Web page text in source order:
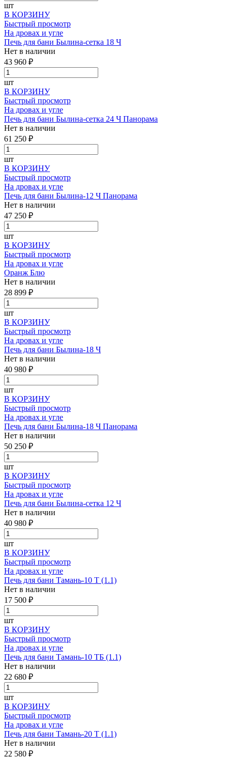
шт
В КОРЗИНУ
Быстрый просмотр
На дровах и угле
Печь для бани Былина-сетка 18 Ч
Нет в наличии
43 960 ₽
шт
В КОРЗИНУ
Быстрый просмотр
На дровах и угле
Печь для бани Былина-сетка 24 Ч Панорама
Нет в наличии
61 250 ₽
шт
В КОРЗИНУ
Быстрый просмотр
На дровах и угле
Печь для бани Былина-12 Ч Панорама
Нет в наличии
47 250 ₽
шт
В КОРЗИНУ
Быстрый просмотр
На дровах и угле
Оранж Блю
Нет в наличии
28 899 ₽
шт
В КОРЗИНУ
Быстрый просмотр
На дровах и угле
Печь для бани Былина-18 Ч
Нет в наличии
40 980 ₽
шт
В КОРЗИНУ
Быстрый просмотр
На дровах и угле
Печь для бани Былина-18 Ч Панорама
Нет в наличии
50 250 ₽
шт
В КОРЗИНУ
Быстрый просмотр
На дровах и угле
Печь для бани Былина-сетка 12 Ч
Нет в наличии
40 980 ₽
шт
В КОРЗИНУ
Быстрый просмотр
На дровах и угле
Печь для бани Тамань-10 Т (1.1)
Нет в наличии
17 500 ₽
шт
В КОРЗИНУ
Быстрый просмотр
На дровах и угле
Печь для бани Тамань-10 ТБ (1.1)
Нет в наличии
22 680 ₽
шт
В КОРЗИНУ
Быстрый просмотр
На дровах и угле
Печь для бани Тамань-20 Т (1.1)
Нет в наличии
22 580 ₽